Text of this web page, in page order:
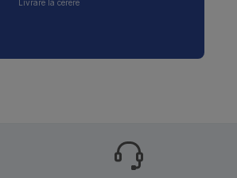
Livrare la cerere